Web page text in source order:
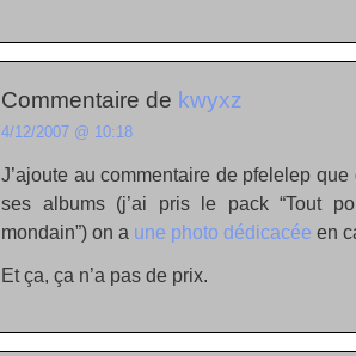
Commentaire de kwyxz
4/12/2007 @ 10:18
J’ajoute au commentaire de pfelelep
ses albums (j’ai pris le pack “Tout
mondain”) on a une photo dédicacée en
Et ça, ça n’a pas de prix.